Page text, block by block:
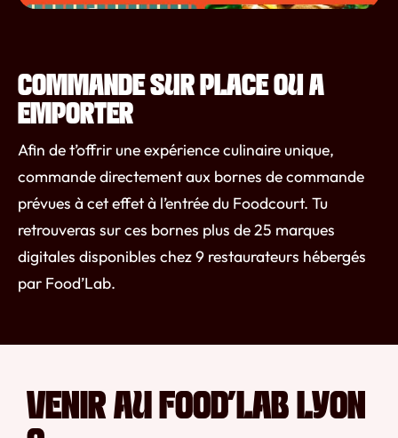
COMMANDE SUR PLACE OU A
EMPORTER
Afin de t’offrir une expérience culinaire unique,
commande directement aux bornes de commande
prévues à cet effet à l’entrée du Foodcourt. Tu
retrouveras sur ces bornes plus de 25 marques
digitales disponibles chez 9 restaurateurs hébergés
par Food’Lab.
VENIR AU FOOD’LAB LYON